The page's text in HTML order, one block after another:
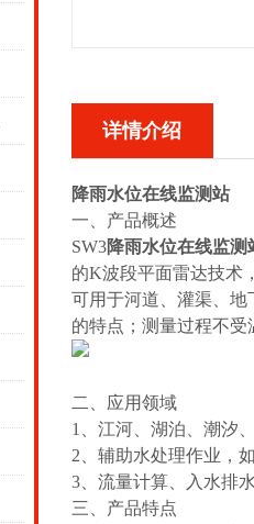
详情介绍
降雨水位在线监测站
一、产品概述
SW3降雨水位在线监测
的K波段平面雷达技术
可用于河道、灌渠、
的特点；测量过程不
二、应用领域
1、江河、湖泊、潮汐
2、辅助水处理作业，
3、流量计算、入水排
三、产品特点